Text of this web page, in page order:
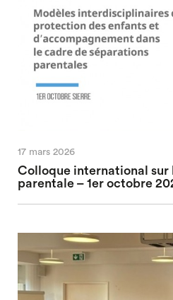
17 mars 2026
Colloque international sur
parentale – 1er octobre